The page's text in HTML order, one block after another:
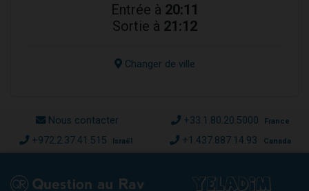
Entrée à 20:11
Sortie à 21:12
Changer de ville
Nous contacter +33.1.80.20.5000 France
+972.2.37.41.515 Israël +1.437.887.14.93 Canada